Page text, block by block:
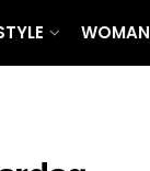
WOMAN